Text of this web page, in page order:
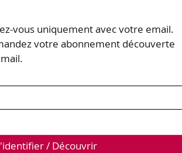
à la
vous uniquement avec votre email.
votre abonnement découverte
/ Découvrir